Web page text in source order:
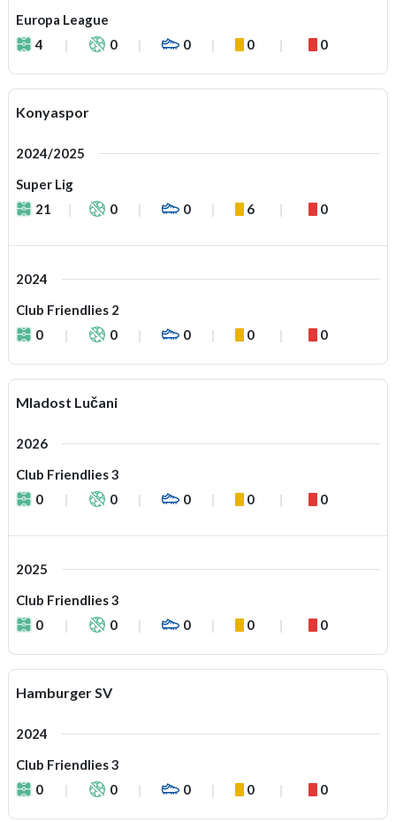
Europa League
4
0 0 0 0
Konyaspor
2024/2025
Super Lig
21
0 0 6 0
2024
Club Friendlies 2
0
0 0 0 0
Mladost Lučani
2026
Club Friendlies 3
0
0 0 0 0
2025
Club Friendlies 3
0
0 0 0 0
Hamburger SV
2024
Club Friendlies 3
0
0 0 0 0